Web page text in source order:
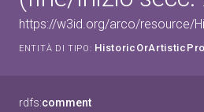
https://w3id.org/arco/resource/
ENTITÀ DI TIPO:
rdfs:comment